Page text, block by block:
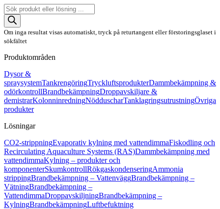
Produktsökning
Om inga resultat visas automatiskt, tryck på returtangent eller förstoringsglaset i
sökfältet
Produktområden
Dysor &
spraysystemTankrengöringTryckluftsprodukterDammbekämpning &
odörkontrollBrandbekämpningDroppavskiljare &
demistrarKolonninredningNödduscharTanklagringsutrustningÖvriga
produkter
Lösningar
CO2-strippningEvaporativ kylning med vattendimmaFiskodling och
Recirculating Aquaculture Systems (RAS)Dammbekämpning med
vattendimmaKylning – produkter och
komponenterSkumkontrollRökgaskondenseringAmmonia
strippingBrandbekämpning – VattenväggBrandbekämpning –
VätningBrandbekämpning –
VattendimmaDroppavskiljningBrandbekämpning –
KylningBrandbekämpningLuftbefuktning